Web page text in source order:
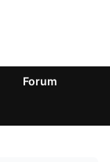
Forum